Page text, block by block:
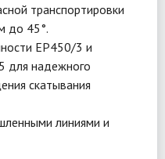
транспортировки
до 45°.
EP450/3 и
для надежного
скатывания
линиями и